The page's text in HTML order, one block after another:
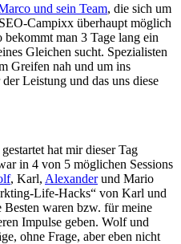
und sein Team, die sich um
Campixx überhaupt möglich
man 3 Tage lang ein
Gleichen sucht. Spezialisten
Greifen nah und um ins
Leistung und das uns diese
hat mir dieser Tag
in 4 von 5 möglichen Sessions
, Karl, Alexanderund Mario
Life-Hacks“ von Karl und
Besten waren bzw. für meine
Impulse geben. Wolf und
ohne Frage, aber eben nicht